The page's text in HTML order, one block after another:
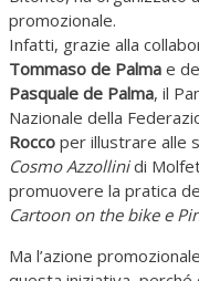
promozionale.
Infatti, grazie alla
Tommaso de Palma e
Pasquale de Palma, il
Nazionale della
Rocco per illustrare alle
Cosmo Azzollinidi
promuovere la pratica
Cartoon on the bike e
Ma l’azione